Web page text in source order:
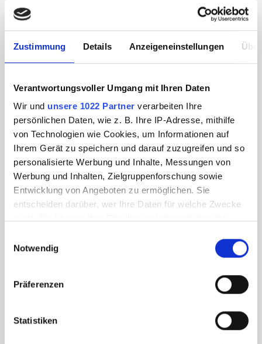
Zustimmung Details Anzeigeneinstellungen
Verantwortungsvoller Umgang mit Ihren Daten
Wir und unsere 1022 Partner verarbeiten Ihre
persönlichen Daten, wie z. B. Ihre IP-Adresse, mithilfe
von Technologien wie Cookies, um Informationen auf
Ihrem Gerät zu speichern und darauf zuzugreifen und so
personalisierte Werbung und Inhalte, Messungen von
Werbung und Inhalten, Zielgruppenforschung sowie
Entwicklung von Angeboten zu ermöglichen. Sie
entscheiden darüber, wer Ihre Daten für welche Zwecke
Trigger Symbol ändern oder widerrufen
Informationen über Ihre geografische Lage
können
Notwendig
Präferenzen
Statistiken